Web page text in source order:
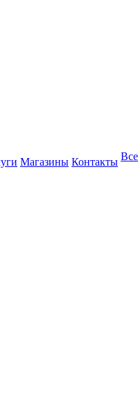
Магазины Контакты Все